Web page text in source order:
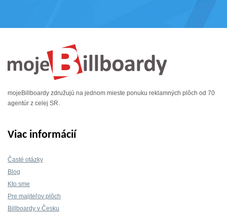
mojeBillboardy združujú na jednom mieste ponuku reklamných plôch od 70
agentúr z celej SR.
Viac informácií
Časté otázky
Blog
Kto sme
Pre majiteľov plôch
Billboardy v Česku